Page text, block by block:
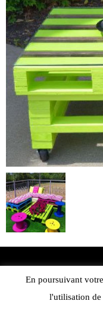
En poursuivant
l'utilisation de